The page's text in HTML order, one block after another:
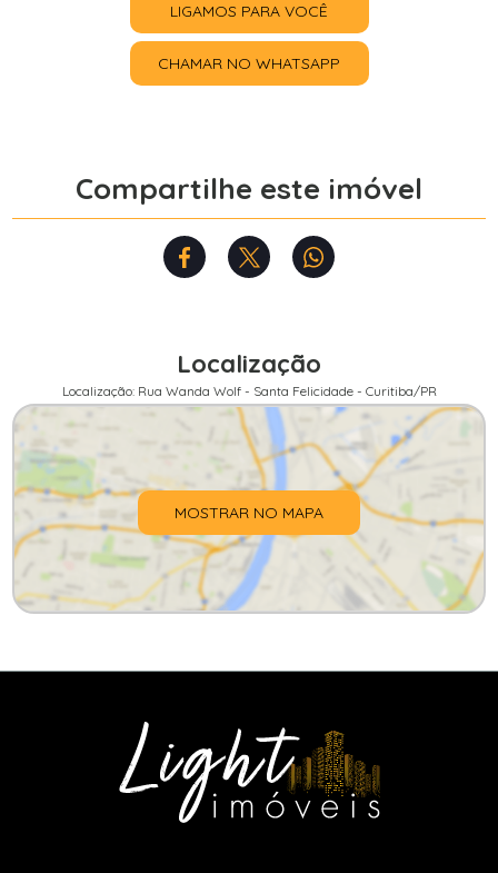
LIGAMOS PARA VOCÊ
CHAMAR NO WHATSAPP
Compartilhe este imóvel
Localização
Localização: Rua Wanda Wolf - Santa Felicidade - Curitiba/PR
MOSTRAR NO MAPA